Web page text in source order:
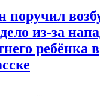
поручил
из-за
ребёнка в